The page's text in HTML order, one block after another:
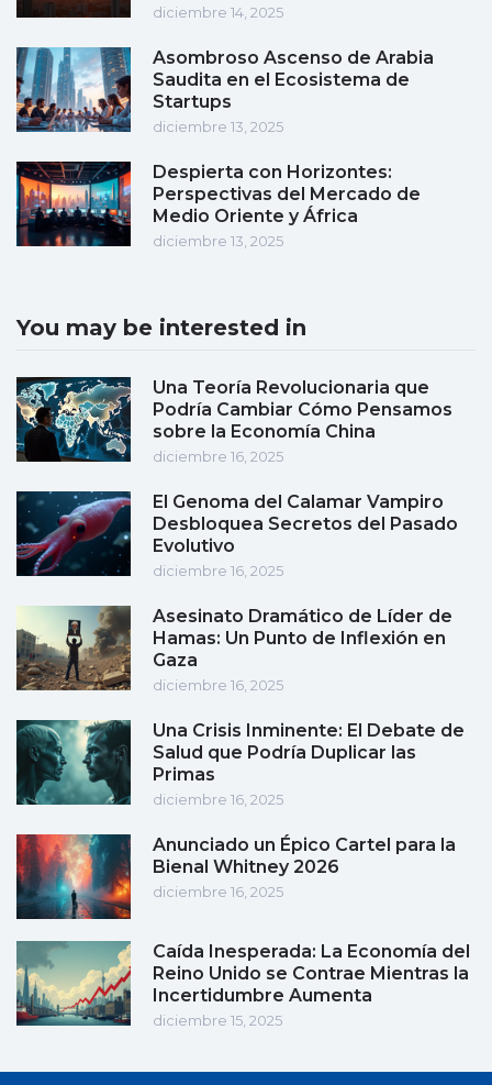
diciembre 14, 2025
Asombroso Ascenso de Arabia
Saudita en el Ecosistema de
Startups
diciembre 13, 2025
Despierta con Horizontes:
Perspectivas del Mercado de
Medio Oriente y África
diciembre 13, 2025
You may be interested in
Una Teoría Revolucionaria que
Podría Cambiar Cómo Pensamos
sobre la Economía China
diciembre 16, 2025
El Genoma del Calamar Vampiro
Desbloquea Secretos del Pasado
Evolutivo
diciembre 16, 2025
Asesinato Dramático de Líder de
Hamas: Un Punto de Inflexión en
Gaza
diciembre 16, 2025
Una Crisis Inminente: El Debate de
Salud que Podría Duplicar las
Primas
diciembre 16, 2025
Anunciado un Épico Cartel para la
Bienal Whitney 2026
diciembre 16, 2025
Caída Inesperada: La Economía del
Reino Unido se Contrae Mientras la
Incertidumbre Aumenta
diciembre 15, 2025